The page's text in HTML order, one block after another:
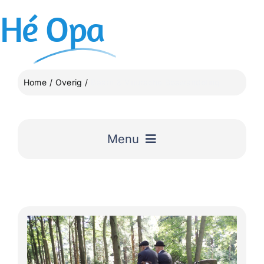
inhoud
Hé Opa
Home Overig
Menu
Uitgelicht
Lange Afstand Wandeltochten